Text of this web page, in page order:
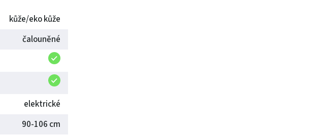
kůže/eko kůže
čalouněné
elektrické
90-106 cm